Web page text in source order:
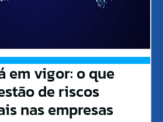
em vigor: o que
de riscos
nas empresas